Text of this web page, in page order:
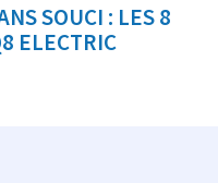
SOUCI : LES 8
ELECTRIC